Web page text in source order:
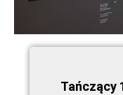
Tańczący